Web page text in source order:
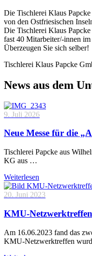
Die Tischlerei Klaus
von den Ostfriesischen
Die Tischlerei Klaus
fast 40 Mitarbeiter/-innen
Überzeugen Sie sich selber!
Tischlerei Klaus Papcke
News aus dem
9. Juli 2026
Neue Messe für die
Tischlerei Papcke aus
KG aus …
Weiterlesen
20. Juni 2023
KMU-
Am 16.06.2023 fand das
KMU-Netzwerktreffen